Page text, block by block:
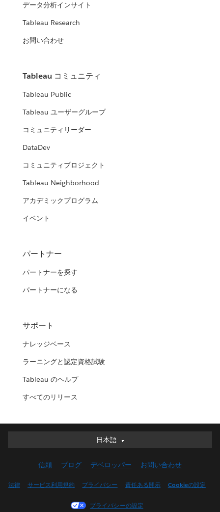
データ分析インサイト
Tableau Research
お問い合わせ
Tableau コミュニティ
Tableau Public
Tableau ユーザーグループ
コミュニティリーダー
DataDev
コミュニティプロジェクト
Tableau Neighborhood
アカデミックプログラム
イベント
パートナー
パートナーを探す
パートナーになる
サポート
ナレッジベース
ラーニングと認定資格試験
Tableau のヘルプ
すべてのリリース
日本語
日本語
English (UK)
Français (Canada)
信頼 ブログ デベロッパー お問い合わせ
法律 サービス利用規約 プライバシー 責任ある開示 Cookieの設定
プライバシーの設定